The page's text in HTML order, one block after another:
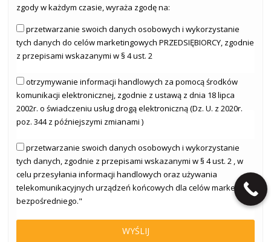
zgody w każdym czasie, wyraża zgodę na:
przetwarzanie swoich danych osobowych i wykorzystanie
tych danych do celów marketingowych PRZEDSIĘBIORCY, zgodnie
z przepisami wskazanymi w § 4 ust. 2
otrzymywanie informacji handlowych za pomocą środków
komunikacji elektronicznej, zgodnie z ustawą z dnia 18 lipca
2002r. o świadczeniu usług drogą elektroniczną (Dz. U. z 2020r.
poz. 344 z późniejszymi zmianami )
przetwarzanie swoich danych osobowych i wykorzystanie
tych danych, zgodnie z przepisami wskazanymi w § 4 ust. 2 , w
celu przesyłania informacji handlowych oraz używania
telekomunikacyjnych urządzeń końcowych dla celów marketingu
bezpośredniego."